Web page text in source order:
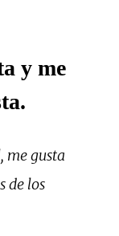
y me
me gusta
de los